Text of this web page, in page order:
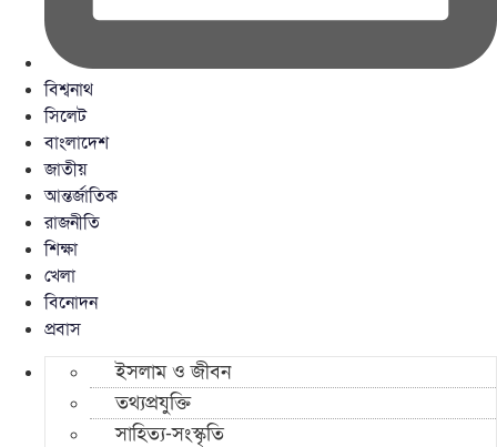
বিশ্বনাথ
সিলেট
বাংলাদেশ
জাতীয়
আন্তর্জাতিক
রাজনীতি
শিক্ষা
খেলা
বিনোদন
প্রবাস
ইসলাম ও জীবন
তথ্যপ্রযুক্তি
সাহিত্য-সংস্কৃতি